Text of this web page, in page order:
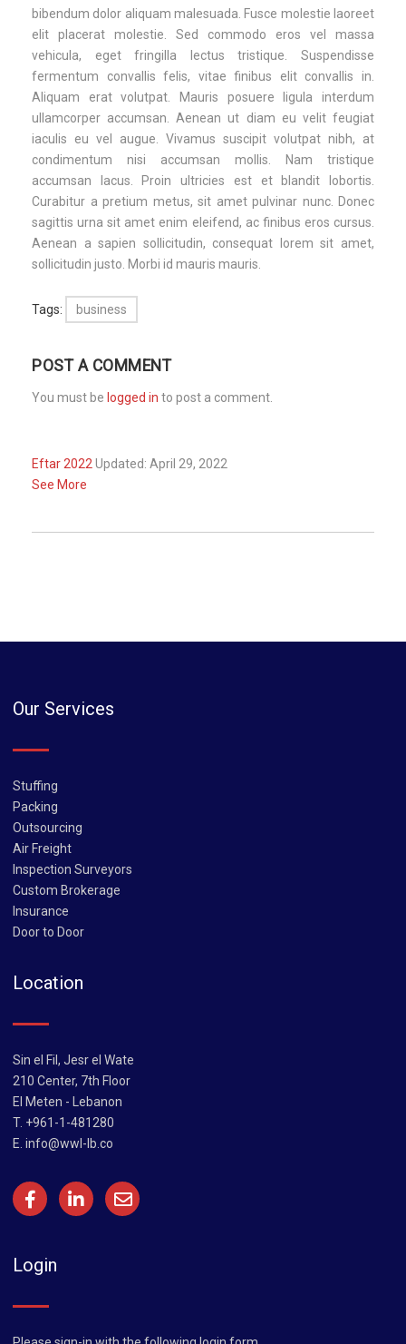
bibendum dolor aliquam malesuada. Fusce molestie laoreet
elit placerat molestie. Sed commodo eros vel massa
vehicula, eget fringilla lectus tristique. Suspendisse
fermentum convallis felis, vitae finibus elit convallis in.
Aliquam erat volutpat. Mauris posuere ligula interdum
ullamcorper accumsan. Aenean ut diam eu velit feugiat
iaculis eu vel augue. Vivamus suscipit volutpat nibh, at
condimentum nisi accumsan mollis. Nam tristique
accumsan lacus. Proin ultricies est et blandit lobortis.
Curabitur a pretium metus, sit amet pulvinar nunc. Donec
sagittis urna sit amet enim eleifend, ac finibus eros cursus.
Aenean a sapien sollicitudin, consequat lorem sit amet,
sollicitudin justo. Morbi id mauris mauris.
Tags: business
POST A COMMENT
You must be logged in to post a comment.
Eftar 2022 Updated: April 29, 2022
See More
Our Services
Stuffing
Packing
Outsourcing
Air Freight
Inspection Surveyors
Custom Brokerage
Insurance
Door to Door
Location
Sin el Fil, Jesr el Wate
210 Center, 7th Floor
El Meten - Lebanon
T. +961-1-481280
E. info@wwl-lb.co
Login